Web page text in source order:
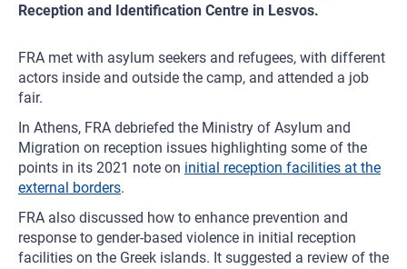
Reception and Identification Centre in Lesvos.
FRA met with asylum seekers and refugees, with different
actors inside and outside the camp, and attended a job
fair.
In Athens, FRA debriefed the Ministry of Asylum and
Migration on reception issues highlighting some of the
points in its 2021 note on initial reception facilities at the
external borders.
FRA also discussed how to enhance prevention and
response to gender-based violence in initial reception
facilities on the Greek islands. It suggested a review of the